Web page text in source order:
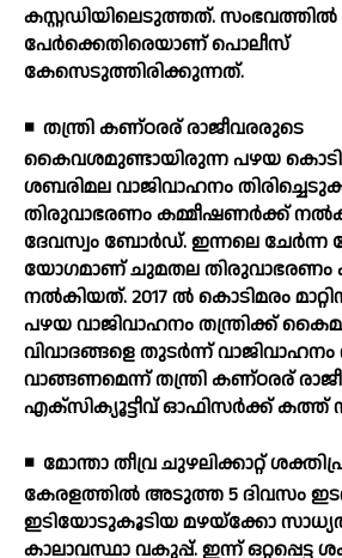
കസ്റ്റഡിയിലെടുത്തത്. സംഭവത്തില്‍
പേര്‍ക്കെതിരെയാണ് പൊലീസ്
കേസെടുത്തിരിക്കുന്നത്.
◾ തന്ത്രി കണ്ഠരര് രാജീവരരുടെ
കൈവശമുണ്ടായിരുന്ന പഴയ
ശബരിമല വാജിവാഹനം
തിരുവാഭരണം കമ്മീഷണര്‍ക്ക്
ദേവസ്വം ബോര്‍ഡ്. ഇന്നലെ
യോഗമാണ് ചുമതല തിരുവാഭരണം
നല്‍കിയത്. 2017 ല്‍ കൊടിമരം
പഴയ വാജിവാഹനം തന്ത്രിക്ക്
വിവാദങ്ങളെ തുടര്‍ന്ന് വാജിവാഹനം
വാങ്ങണമെന്ന് തന്ത്രി കണ്ഠരര്
എക്സിക്യൂട്ടീവ് ഓഫിസര്‍ക്ക് കത്ത്
◾ മോന്താ തീവ്ര ചുഴലിക്കാറ്റ്
കേരളത്തില്‍ അടുത്ത 5 ദിവസം
ഇടിയോടുകൂടിയ മഴയ്ക്കോ
കാലാവസ്ഥാ വകുപ്പ്. ഇന്ന് ഒറ്റപ്പെട്ട